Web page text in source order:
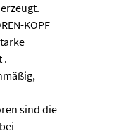
KOPF
.
sind die